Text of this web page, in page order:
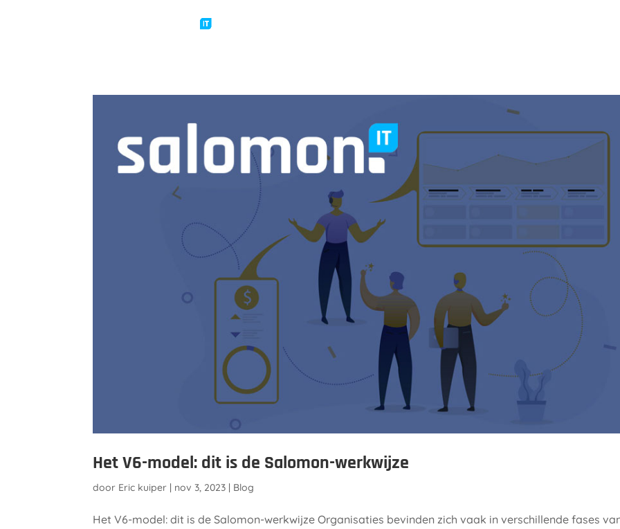
Het V6-model: dit is de Salomon-werkwijze
door Eric kuiper | nov 3, 2023 | Blog
Het V6-model: dit is de Salomon-werkwijze Organisaties bevinden zich vaak in verschillende fases